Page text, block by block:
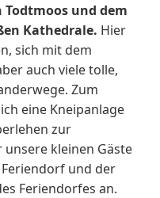
Todtmoos und dem
Kathedrale. Hier
sich mit dem
auch viele tolle,
Zum
eine Kneipanlage
zur
unsere kleinen Gäste
und der
Feriendorfes an.